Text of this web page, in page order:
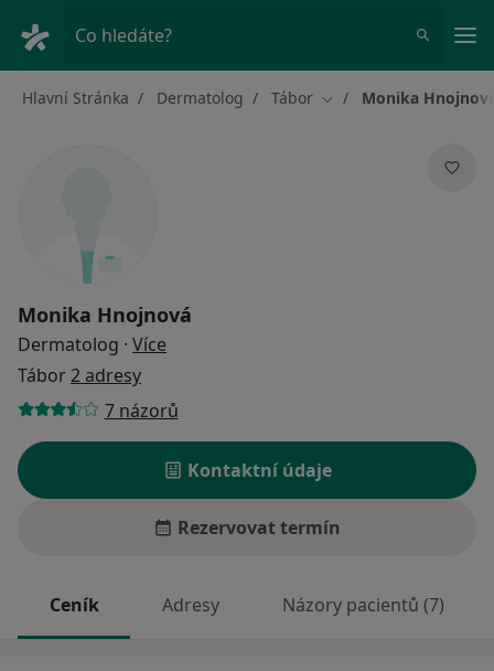
Co hledáte?
Hlavní Stránka Dermatolog Tábor Změna města
Monika
Monika Hnojnová
Dermatolog · Více
Tábor2 adresy
7 názorů
Kontaktní údaje
Rezervovat termín
Ceník Adresy Názory pacientů (7)